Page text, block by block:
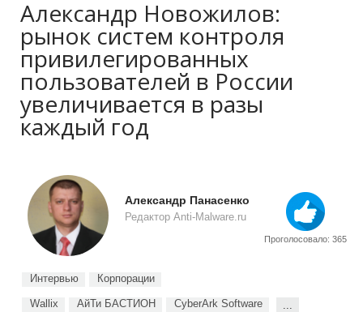
Александр Новожилов:
рынок систем контроля
привилегированных
пользователей в России
увеличивается в разы
каждый год
Александр Панасенко
Редактор Anti-Malware.ru
Проголосовало: 365
Интервью Корпорации
Wallix АйТи БАСТИОН CyberArk Software ...